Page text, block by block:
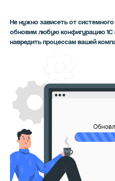
Не нужно зависеть от
обновим любую конфигурацию
навредить процессам вашей